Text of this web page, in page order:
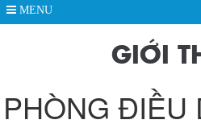
MENU
GIỚI
PHÒNG ĐIỀU